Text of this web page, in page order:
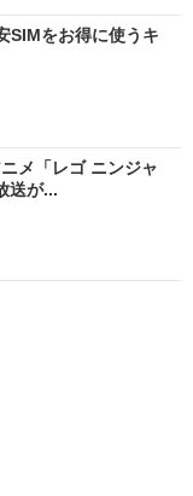
SIMをお得に使うキ
メ「レゴ ニンジャ
送が...